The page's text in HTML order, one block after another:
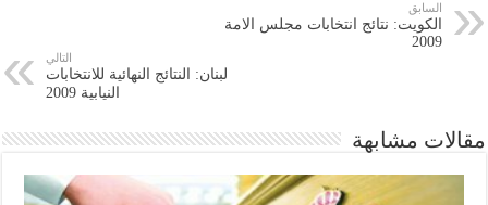
السابق
الكويت: نتائج انتخابات مجلس الامة
2009
التالي
لبنان: النتائج النهائية للانتخابات
النيابية 2009
مقالات مشابهة